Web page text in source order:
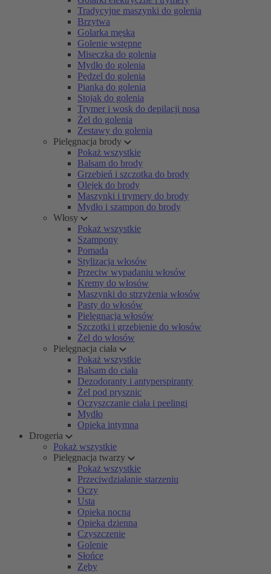
Tradycyjne maszynki do golenia
Brzytwa
Golarka męska
Golenie wstępne
Miseczka do golenia
Mydło do golenia
Pędzel do golenia
Pianka do golenia
Stojak do golenia
Trymer i wosk do depilacji nosa
Żel do golenia
Zestawy do golenia
Pielęgnacja brody
Pokaż wszystkie
Balsam do brody
Grzebień i szczotka do brody
Olejek do brody
Maszynki i trymery do brody
Mydło i szampon do brody
Włosy
Pokaż wszystkie
Szampony
Pomada
Stylizacja włosów
Przeciw wypadaniu włosów
Kremy do włosów
Maszynki do strzyżenia włosów
Pasty do włosów
Pielęgnacja włosów
Szczotki i grzebienie do włosów
Żel do włosów
Pielęgnacja ciała
Pokaż wszystkie
Balsam do ciała
Dezodoranty i antyperspiranty
Żel pod prysznic
Oczyszczanie ciała i peelingi
Mydło
Opieka intymna
Drogeria
Pokaż wszystkie
Pielęgnacja twarzy
Pokaż wszystkie
Przeciwdziałanie starzeniu
Oczy
Usta
Opieka nocna
Opieka dzienna
Czyszczenie
Golenie
Słońce
Zęby